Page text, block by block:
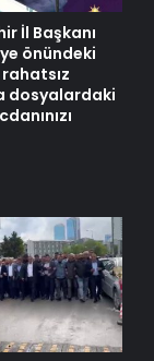
İl Başkanı
önündeki
dosyalardaki